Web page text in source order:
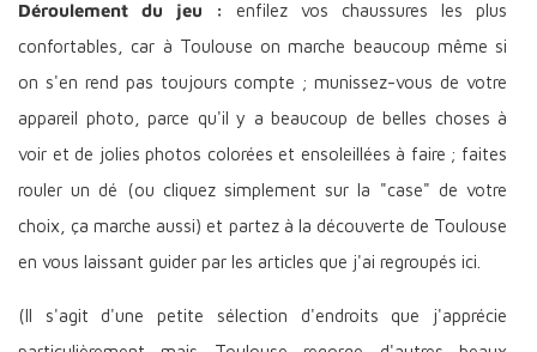
Déroulement du jeu :
enfilez vos chaussures les plus
confortables, car à Toulouse on marche beaucoup même si
on s'en rend pas toujours compte ; munissez-vous de votre
appareil photo, parce qu'il y a beaucoup de belles choses à
voir et de jolies photos colorées et ensoleillées à faire ; faites
rouler un dé (ou cliquez simplement sur la "case" de votre
choix, ça marche aussi) et partez à la découverte de Toulouse
en vous laissant guider par les articles que j'ai regroupés ici.
(Il s'agit d'une petite sélection d'endroits que j'apprécie